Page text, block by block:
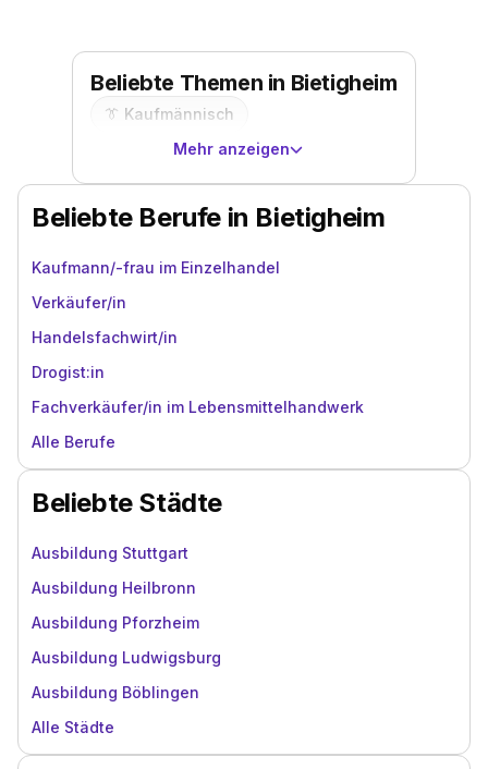
Beliebte Themen in Bietigheim
👔 Kaufmännisch
Mehr anzeigen
Beliebte Berufe in Bietigheim
Kaufmann/-frau im Einzelhandel
Verkäufer/in
Handelsfachwirt/in
Drogist:in
Fachverkäufer/in im Lebensmittelhandwerk
Alle Berufe
Beliebte Städte
Ausbildung Stuttgart
Ausbildung Heilbronn
Ausbildung Pforzheim
Ausbildung Ludwigsburg
Ausbildung Böblingen
Alle Städte